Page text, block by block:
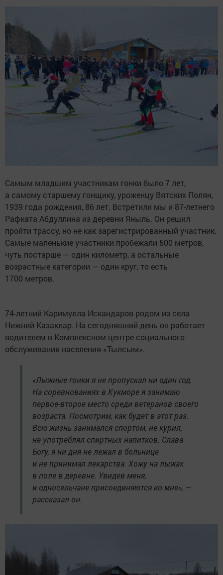
Самым младшим участникам гонки было 7 лет,
а самому старшему гонщику, уроженцу Вятских Полян,
1939 года рождения, 86 лет. Встретили мы и 87-летнего
Рафката Абдуллина из деревни Яныль. Он решил
пройти трассу, но не как зарегистрированный участник.
Самые маленькие участники пробежали 500 метров,
чуть постарше — один километр, а остальные
возрастные категории — один круг, то есть
1700 метров.
74-летний Каримулла Искандаров родом из села
Нижний Казаклар. На сегодняшний день он работает
водителем в Комплексном центре социального
обслуживания населения «Тылсым».
«Лыжные гонки я не пропускал ни один год.
На соревнованиях в Кукморе я занимаю
первое-второе место среди ветеранов своего
возраста. Посмотрим, как будет в этот раз.
Всю жизнь занимался спортом, не курил,
не употреблял спиртных напитков. Слава
Богу, я ни дня не лежал в больнице
и не принимал лекарства. Хожу на лыжах
в поле в деревне. Увидев меня,
и односельчане присоединяются ко мне», —
рассказал он.